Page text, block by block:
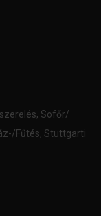
, Sofőr/
Fűtés, Stuttgarti